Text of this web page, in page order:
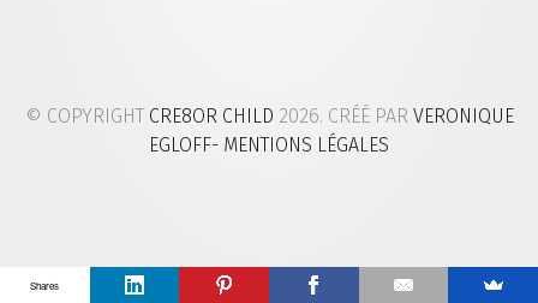
© COPYRIGHT CRE8OR CHILD 2026. CRÉÉ PAR VERONIQUE
EGLOFF- MENTIONS LÉGALES
Shares